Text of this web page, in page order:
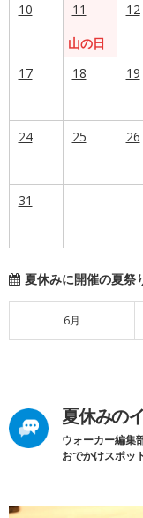
10
11
山の日
12
17
18 19
24 25 26
31
夏休みに開催の夏祭
6月
夏休みの
ウォーカー編集
おでかけスポッ